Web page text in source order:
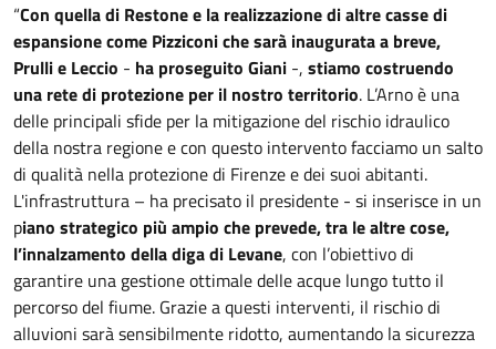
“Con quella di Restone e la realizzazione di altre casse di
espansione come Pizziconi che sarà inaugurata a breve,
Prulli e Leccio - ha proseguito Giani -, stiamo costruendo
una rete di protezione per il nostro territorio. L’Arno è una
delle principali sfide per la mitigazione del rischio idraulico
della nostra regione e con questo intervento facciamo un salto
di qualità nella protezione di Firenze e dei suoi abitanti.
L'infrastruttura – ha precisato il presidente - si inserisce in un
piano strategico più ampio che prevede, tra le altre cose,
l’innalzamento della diga di Levane, con l’obiettivo di
garantire una gestione ottimale delle acque lungo tutto il
percorso del fiume. Grazie a questi interventi, il rischio di
alluvioni sarà sensibilmente ridotto, aumentando la sicurezza